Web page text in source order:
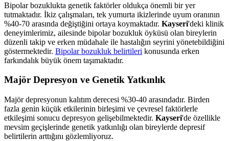
Bipolar bozuklukta genetik faktörler oldukça önemli bir yer
tutmaktadır. İkiz çalışmaları, tek yumurta ikizlerinde uyum oranının
%40-70 arasında değiştiğini ortaya koymaktadır. Kayseri'deki klinik
deneyimlerimiz, ailesinde bipolar bozukluk öyküsü olan bireylerin
düzenli takip ve erken müdahale ile hastalığın seyrini yönetebildiğini
göstermektedir. Bipolar bozukluk belirtileri konusunda erken
farkındalık büyük önem taşımaktadır.
Majör Depresyon ve Genetik Yatkınlık
Majör depresyonun kalıtım derecesi %30-40 arasındadır. Birden
fazla genin küçük etkilerinin birleşimi ve çevresel faktörlerle
etkileşimi sonucu depresyon gelişebilmektedir. Kayseri'de özellikle
mevsim geçişlerinde genetik yatkınlığı olan bireylerde depresif
belirtilerin arttığını gözlemliyoruz.